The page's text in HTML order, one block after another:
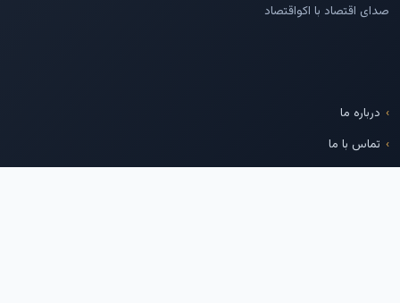
صدای اقتصاد با اکواقتصاد
درباره ما
تماس با ما